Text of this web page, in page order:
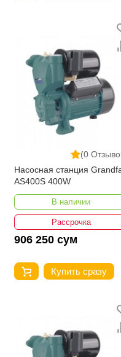
(0
Насосная станция
AS400S 400W
В наличии
Рассрочка
906 250 сум
Купить сразу